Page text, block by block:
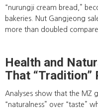
“nurungji cream bread,”
bakeries. Nut Gangjeong
more than doubled
Health and
That “Tradition”
Analyses show that the MZ
“naturalness” over “taste”